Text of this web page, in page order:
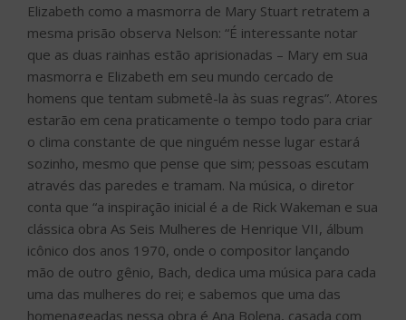
Elizabeth como a masmorra de Mary Stuart retratem a
mesma prisão observa Nelson: “É interessante notar
que as duas rainhas estão aprisionadas – Mary em sua
masmorra e Elizabeth em seu mundo cercado de
homens que tentam submetê-la às suas regras”. Atores
estarão em cena praticamente o tempo todo para criar
o clima constante de que ninguém nesse lugar estará
sozinho, mesmo que pense que sim; pessoas escutam
através das paredes e tramam. Na música, o diretor
conta que “a inspiração inicial é a de Rick Wakeman e sua
clássica obra As Seis Mulheres de Henrique VII, álbum
icônico dos anos 1970, onde o compositor lançando
mão de outro gênio, Bach, dedica uma música para cada
uma das mulheres do rei; e sabemos que uma das
homenageadas nessa obra é Ana Bolena, casada com